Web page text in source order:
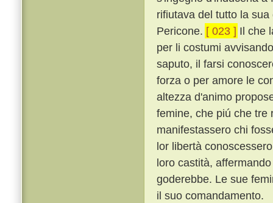
rifiutava del tutto la
Pericone. [ 023 ] Il che
per li costumi
saputo, il farsi
forza o per amore le
altezza d'animo
femine, che piú che tre
manifestassero chi
lor libertà
loro castità,
goderebbe. Le sue
il suo comandamento.